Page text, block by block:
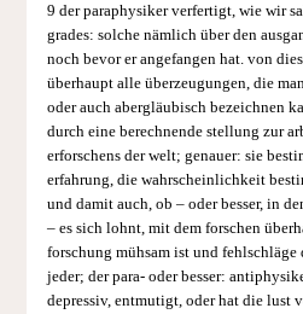
9 der paraphysiker verfertigt, wie wir
grades: solche nämlich über den
noch bevor er angefangen hat. von
überhaupt alle überzeugungen, die
oder auch abergläubisch bezeichnen
durch eine berechnende stellung zur
erforschens der welt; genauer: sie
erfahrung, die wahrscheinlichkeit
und damit auch, ob – oder besser, in
– es sich lohnt, mit dem forschen
forschung mühsam ist und
jeder; der para- oder besser:
depressiv, entmutigt, oder hat die lust